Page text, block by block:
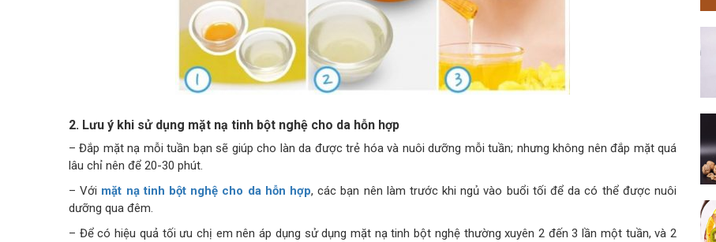
2. Lưu ý khi sử dụng mặt nạ tinh bột nghệ cho da hỗn hợp
– Đắp mặt nạ mỗi tuần bạn sẽ giúp cho làn da được trẻ hóa và nuôi dưỡng mỗi tuần; nhưng không nên đắp mặt quá
lâu chỉ nên để 20-30 phút.
– Với mặt nạ tinh bột nghệ cho da hỗn hợp, các bạn nên làm trước khi ngủ vào buổi tối để da có thể được nuôi
dưỡng qua đêm.
– Để có hiệu quả tối ưu chị em nên áp dụng sử dụng mặt nạ tinh bột nghệ thường xuyên 2 đến 3 lần một tuần, và 2